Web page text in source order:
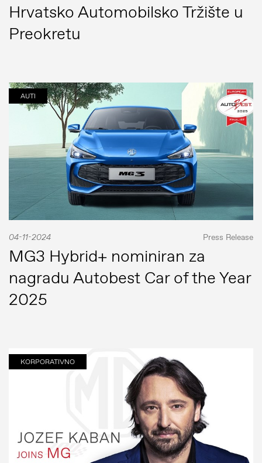
Hrvatsko Automobilsko Tržište u
Preokretu
AUTI
04-11-2024 Press Release
MG3 Hybrid+ nominiran za
nagradu Autobest Car of the Year
2025
KORPORATIVNO